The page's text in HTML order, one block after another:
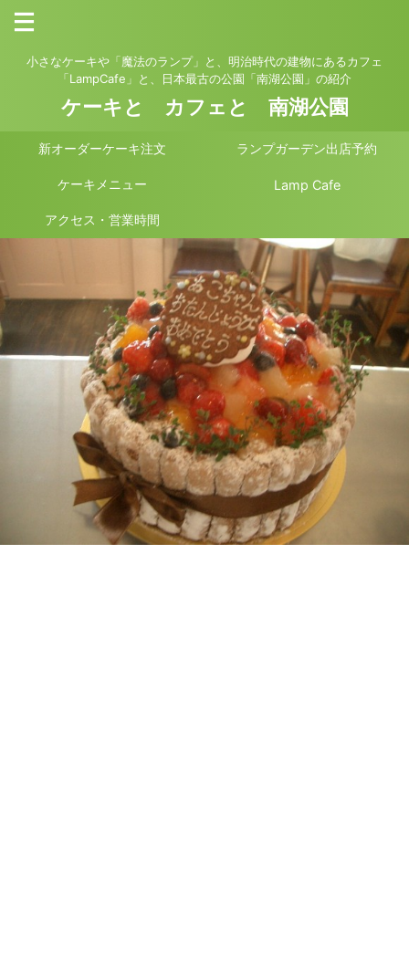
小さなケーキや「魔法のランプ」と、明治時代の建物にあるカフェ
「LampCafe」と、日本最古の公園「南湖公園」の紹介
ケーキと カフェと 南湖公園
新オーダーケーキ注文 ランプガーデン出店予約
ケーキメニュー Lamp Cafe
アクセス・営業時間